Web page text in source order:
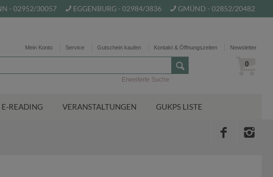
- 02952/30057 EGGENBURG - 02984/3836 GMÜND - 02852/20482
Mein Konto Service Gutschein kaufen Kontakt & Öffnungszeiten Newsletter
0
Erweiterte Suche
E-READING VERANSTALTUNGEN GUKPS LISTE